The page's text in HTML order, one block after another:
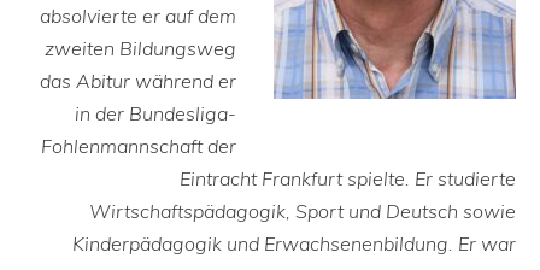
absolvierte er auf dem
zweiten Bildungsweg
das Abitur während er
in der Bundesliga-
Fohlenmannschaft der
Eintracht Frankfurt spielte. Er studierte
Wirtschaftspädagogik, Sport und Deutsch sowie
Kinderpädagogik und Erwachsenenbildung. Er war